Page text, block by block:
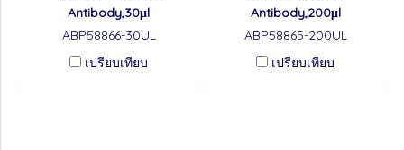
Antibody,30μl
ABP58866-30UL
เปรียบเทียบ
Antibody,200μl
ABP58865-200UL
เปรียบเทียบ